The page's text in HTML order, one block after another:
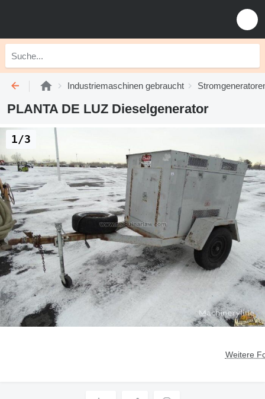
Industriemaschinen gebraucht
PLANTA DE LUZ Dieselgenerator
Weitere
1/3